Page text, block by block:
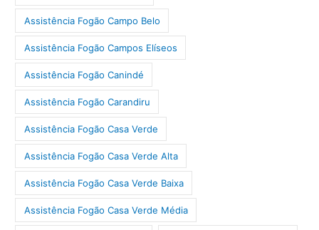
Assistência Fogão Campo Belo
Assistência Fogão Campos Elíseos
Assistência Fogão Canindé
Assistência Fogão Carandiru
Assistência Fogão Casa Verde
Assistência Fogão Casa Verde Alta
Assistência Fogão Casa Verde Baixa
Assistência Fogão Casa Verde Média